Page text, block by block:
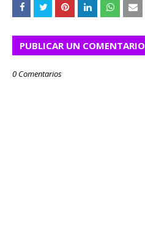
PUBLICAR UN COMENTARIO
0 Comentarios